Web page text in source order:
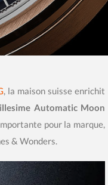
, la maison suisse enrichit
Automatic Moon
pour la marque,
& Wonders.